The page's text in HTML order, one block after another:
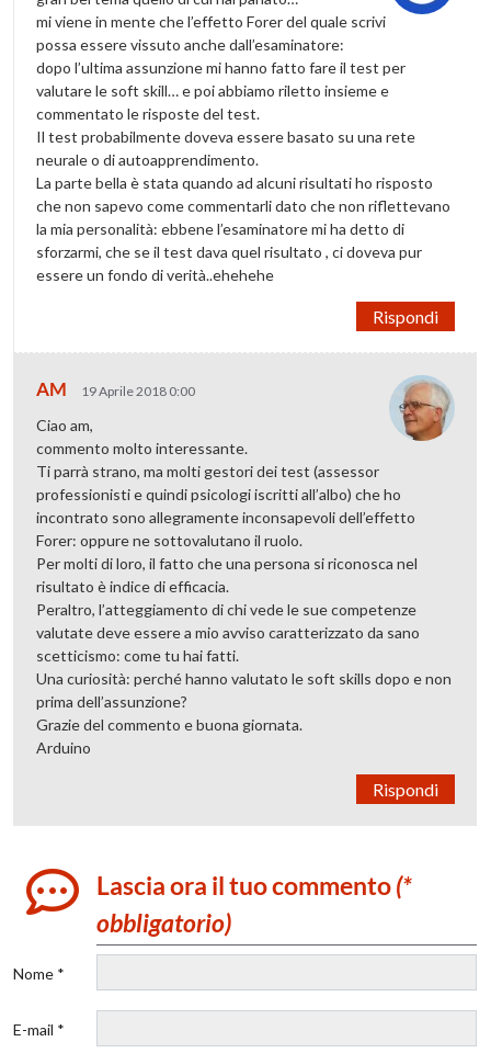
mi viene in mente che l’effetto Forer del quale scrivi
possa essere vissuto anche dall’esaminatore:
dopo l’ultima assunzione mi hanno fatto fare il test per
valutare le soft skill… e poi abbiamo riletto insieme e
commentato le risposte del test.
Il test probabilmente doveva essere basato su una rete
neurale o di autoapprendimento.
La parte bella è stata quando ad alcuni risultati ho risposto
che non sapevo come commentarli dato che non riflettevano
la mia personalità: ebbene l’esaminatore mi ha detto di
sforzarmi, che se il test dava quel risultato , ci doveva pur
essere un fondo di verità..ehehehe
Rispondi
AM 19 Aprile 2018 0:00
Ciao am,
commento molto interessante.
Ti parrà strano, ma molti gestori dei test (assessor
professionisti e quindi psicologi iscritti all’albo) che ho
incontrato sono allegramente inconsapevoli dell’effetto
Forer: oppure ne sottovalutano il ruolo.
Per molti di loro, il fatto che una persona si riconosca nel
risultato è indice di efficacia.
Peraltro, l’atteggiamento di chi vede le sue competenze
valutate deve essere a mio avviso caratterizzato da sano
scetticismo: come tu hai fatti.
Una curiosità: perché hanno valutato le soft skills dopo e non
prima dell’assunzione?
Grazie del commento e buona giornata.
Arduino
Rispondi
Lascia ora il tuo commento(*
obbligatorio)
Nome *
E-mail *